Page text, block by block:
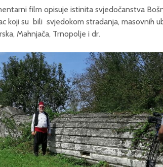
film opisuje istinita svjedočanstva
koji su bili svjedokom stradanja, masovnih
Mahnjača, Trnopolje i dr.